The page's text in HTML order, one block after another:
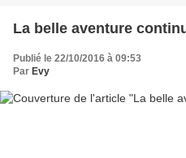
La belle aventure
Publié le 22/10/2016 à 09:53
Par Evy